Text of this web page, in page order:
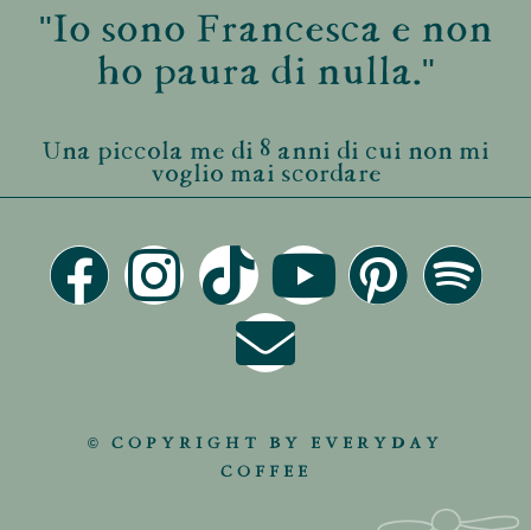
"Io sono Francesca e non
ho paura di nulla."
Una piccola me di 8 anni di cui non mi
voglio mai scordare
© COPYRIGHT BY EVERYDAY
COFFEE